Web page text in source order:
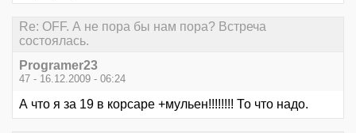
Re: OFF. А не пора бы нам пора? Встреча
состоялась.
Programer23
47 - 16.12.2009 - 06:24
А что я за 19 в корсаре +мульен!!!!!!!! То что надо.